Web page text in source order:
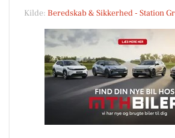
Kilde: Beredskab & Sikkerhed - Station